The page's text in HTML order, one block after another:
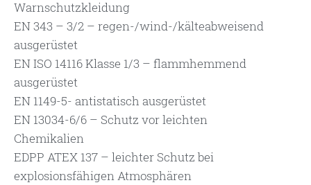
Warnschutzkleidung
EN 343 – 3/2 – regen-/wind-/kälteabweisend
ausgerüstet
EN ISO 14116 Klasse 1/3 – flammhemmend
ausgerüstet
EN 1149-5- antistatisch ausgerüstet
EN 13034-6/6 – Schutz vor leichten
Chemikalien
EDPP ATEX 137 – leichter Schutz bei
explosionsfähigen Atmosphären